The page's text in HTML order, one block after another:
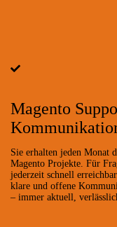
Magento
Sie erhalten jeden Monat
Magento Projekte. Für
jederzeit schnell
klare und offene
– immer aktuell,